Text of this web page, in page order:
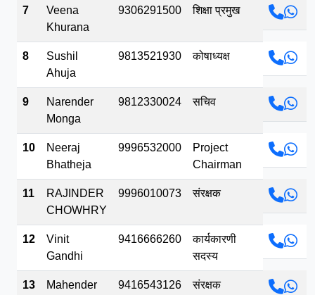
7
Veena
Khurana
9306291500 शिक्षा प्रमुख
8
Sushil
Ahuja
9813521930 कोषाध्यक्ष
9
Narender
Monga
9812330024 सचिव
10
Neeraj
Bhatheja
9996532000
Project
Chairman
11
RAJINDER
CHOWHRY
9996010073 संरक्षक
12
Vinit
Gandhi
9416666260
कार्यकारणी
सदस्य
13 Mahender 9416543126 संरक्षक